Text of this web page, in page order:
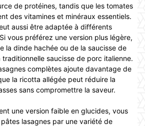
de protéines, tandis que les tomates
des vitamines et minéraux essentiels.
aussi être adaptée à différents
vous préférez une version plus légère,
la dinde hachée ou de la saucisse de
saucisse de porc italienne.
complètes ajoute davantage de
la ricotta allégée peut réduire la
sans compromettre la saveur.
une version faible en glucides, vous
lasagnes par une variété de